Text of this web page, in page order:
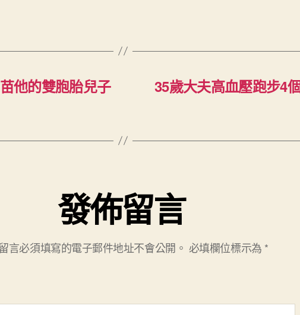
他的雙胞胎兒子
35歲大夫高血壓跑步4
發佈留言
言必須填寫的電子郵件地址不會公開。 必填欄位標示為 *